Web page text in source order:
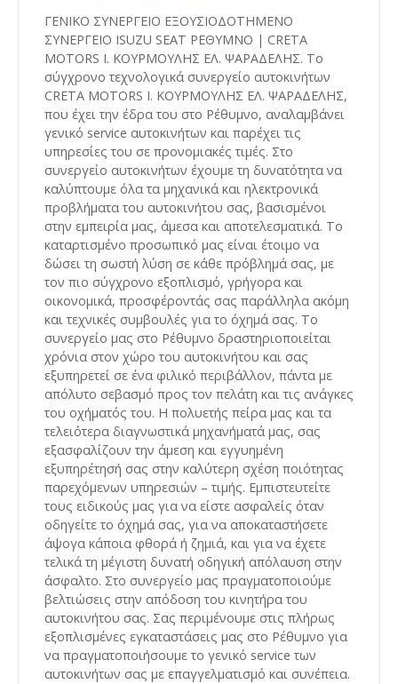
ΓΕΝΙΚΟ ΣΥΝΕΡΓΕΙΟ ΕΞΟΥΣΙΟΔΟΤΗΜΕΝΟ
ΣΥΝΕΡΓΕΙΟ ISUZU SEAT ΡΕΘΥΜΝΟ | CRETA
MOTORS Ι. ΚΟΥΡΜΟΥΛΗΣ ΕΛ. ΨΑΡΑΔΕΛΗΣ. Το
σύγχρονο τεχνολογικά συνεργείο αυτοκινήτων
CRETA MOTORS Ι. ΚΟΥΡΜΟΥΛΗΣ ΕΛ. ΨΑΡΑΔΕΛΗΣ,
που έχει την έδρα του στο Ρέθυμνο, αναλαμβάνει
γενικό service αυτοκινήτων και παρέχει τις
υπηρεσίες του σε προνομιακές τιμές. Στο
συνεργείο αυτοκινήτων έχουμε τη δυνατότητα να
καλύπτουμε όλα τα μηχανικά και ηλεκτρονικά
προβλήματα του αυτοκινήτου σας, βασισμένοι
στην εμπειρία μας, άμεσα και αποτελεσματικά. Το
καταρτισμένο προσωπικό μας είναι έτοιμο να
δώσει τη σωστή λύση σε κάθε πρόβλημά σας, με
τον πιο σύγχρονο εξοπλισμό, γρήγορα και
οικονομικά, προσφέροντάς σας παράλληλα ακόμη
και τεχνικές συμβουλές για το όχημά σας. Το
συνεργείο μας στο Ρέθυμνο δραστηριοποιείται
χρόνια στον χώρο του αυτοκινήτου και σας
εξυπηρετεί σε ένα φιλικό περιβάλλον, πάντα με
απόλυτο σεβασμό προς τον πελάτη και τις ανάγκες
του οχήματός του. Η πολυετής πείρα μας και τα
τελειότερα διαγνωστικά μηχανήματά μας, σας
εξασφαλίζουν την άμεση και εγγυημένη
εξυπηρέτησή σας στην καλύτερη σχέση ποιότητας
παρεχόμενων υπηρεσιών – τιμής. Εμπιστευτείτε
τους ειδικούς μας για να είστε ασφαλείς όταν
οδηγείτε το όχημά σας, για να αποκαταστήσετε
άψογα κάποια φθορά ή ζημιά, και για να έχετε
τελικά τη μέγιστη δυνατή οδηγική απόλαυση στην
άσφαλτο. Στο συνεργείο μας πραγματοποιούμε
βελτιώσεις στην απόδοση του κινητήρα του
αυτοκινήτου σας. Σας περιμένουμε στις πλήρως
εξοπλισμένες εγκαταστάσεις μας στο Ρέθυμνο για
να πραγματοποιήσουμε το γενικό service των
αυτοκινήτων σας με επαγγελματισμό και συνέπεια.